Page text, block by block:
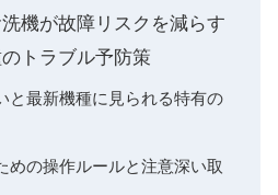
機が故障リスクを減らす
トラブル予防策
と最新機種に見られる特有の
めの操作ルールと注意深い取